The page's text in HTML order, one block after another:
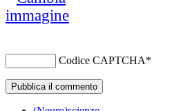
Codice CAPTCHA*